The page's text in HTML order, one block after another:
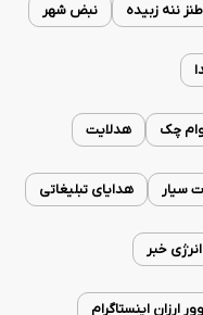
طنز ننه زبیده نبض شهر
چک هدلایت
سیار هدایای تبلیغاتی
انرژی خبر
ارزان اینستاگرام